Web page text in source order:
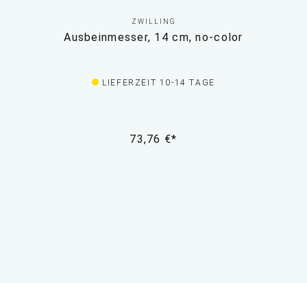
ZWILLING
Ausbeinmesser, 14 cm, no-color
LIEFERZEIT 10-14 TAGE
73,76 €*